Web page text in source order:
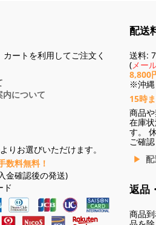
ートを利用してご注文く
内について
りお選びいただけます。
数料無料！
金確認後の発送)
ド
配送
送料:
(メー
8,800
※沖縄
15時
商品
在庫
す。
ご確認
配
返品
商品